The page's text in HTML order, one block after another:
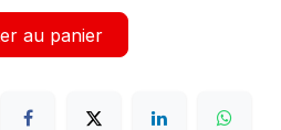
au panier